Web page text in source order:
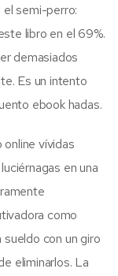
semi-perro:
libro en el 69%.
demasiados
Es un intento
ebook hadas.
vívidas
en una
como
con un giro
eliminarlos. La